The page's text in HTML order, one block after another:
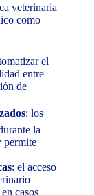
veterinaria
como
el
entre
de
: los
la
permite
: el acceso
casos